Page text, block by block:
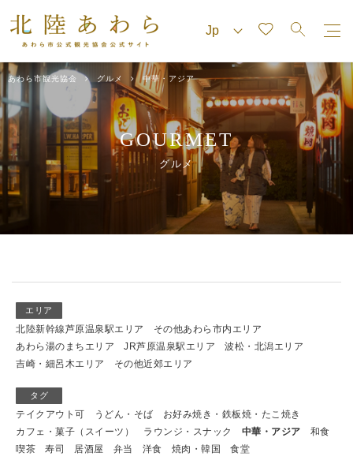
あわら市観光協会 グルメ 中華・アジア
GOURMET
グルメ
エリア
北陸新幹線芦原温泉駅エリア
その他あわら市内エリア
あわら湯のまちエリア
JR芦原温泉駅エリア
波松・北潟エリア
吉崎・細呂木エリア
その他近郊エリア
タグ
テイクアウト可 うどん・そば
お好み焼き・鉄板焼・たこ焼き
カフェ・菓子（スイーツ）
ラウンジ・スナック 中華・アジア
和食
喫茶
寿司 居酒屋 弁当 洋食 焼肉・韓国 食堂